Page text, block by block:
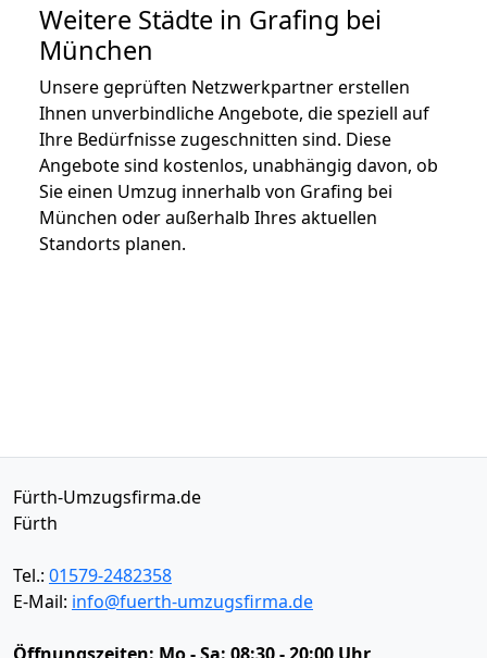
Weitere Städte in Grafing bei
München
Unsere geprüften Netzwerkpartner erstellen
Ihnen unverbindliche Angebote, die speziell auf
Ihre Bedürfnisse zugeschnitten sind. Diese
Angebote sind kostenlos, unabhängig davon, ob
Sie einen Umzug innerhalb von Grafing bei
München oder außerhalb Ihres aktuellen
Standorts planen.
Fürth-Umzugsfirma.de
Fürth
Tel.: 01579-2482358
E-Mail: info@fuerth-umzugsfirma.de
Öffnungszeiten: Mo - Sa: 08:30 - 20:00 Uhr